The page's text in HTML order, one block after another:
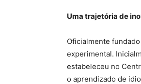
Uma trajetória de
Oficialmente
experimental.
estabeleceu no
o aprendizado de